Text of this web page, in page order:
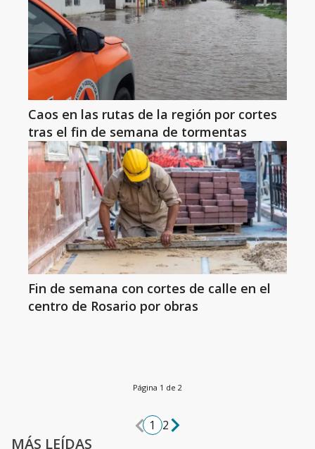
Caos en las rutas de la región por cortes
tras el fin de semana de tormentas
Fin de semana con cortes de calle en el
centro de Rosario por obras
Página 1 de 2
1 2
MÁS LEÍDAS